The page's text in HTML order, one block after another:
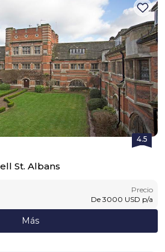
4.5
St. Albans
Precio
De 3000 USD p/a
Más